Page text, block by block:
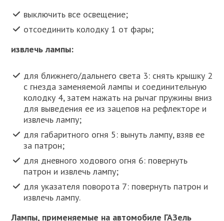
выключить все освещение;
отсоединить колодку 1 от фары;
извлечь лампы:
для ближнего/дальнего света 3: снять крышку 2
с гнезда заменяемой лампы и соединительную
колодку 4, затем нажать на рычаг пружины вниз
для выведения ее из зацепов на рефлекторе и
извлечь лампу;
для габаритного огня 5: вынуть лампу, взяв ее
за патрон;
для дневного ходового огня 6: повернуть
патрон и извлечь лампу;
для указателя поворота 7: повернуть патрон и
извлечь лампу.
Лампы, применяемые на автомобиле ГАЗель